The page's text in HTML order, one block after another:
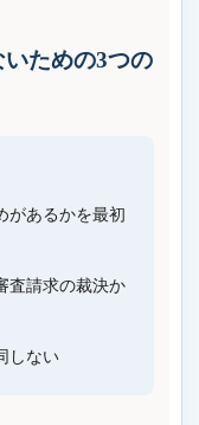
ための3つの
があるかを最初
査請求の裁決か
しない